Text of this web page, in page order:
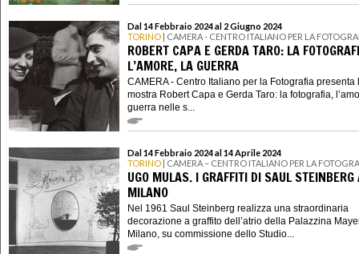
Dal 14 Febbraio 2024 al 2 Giugno 2024
TORINO | CAMERA - CENTRO ITALIANO PER LA
ROBERT CAPA E GERDA TARO: LA
L’AMORE, LA GUERRA
CAMERA - Centro Italiano per la Fotografia presenta
mostra Robert Capa e Gerda Taro: la fotografia,
guerra nelle s...
Dal 14 Febbraio 2024 al 14 Aprile 2024
TORINO | CAMERA – CENTRO ITALIANO PER LA
UGO MULAS. I GRAFFITI DI SAUL STEINBERG
MILANO
Nel 1961 Saul Steinberg realizza una straordinaria
decorazione a graffito dell’atrio della Palazzina
Milano, su commissione dello Studio...